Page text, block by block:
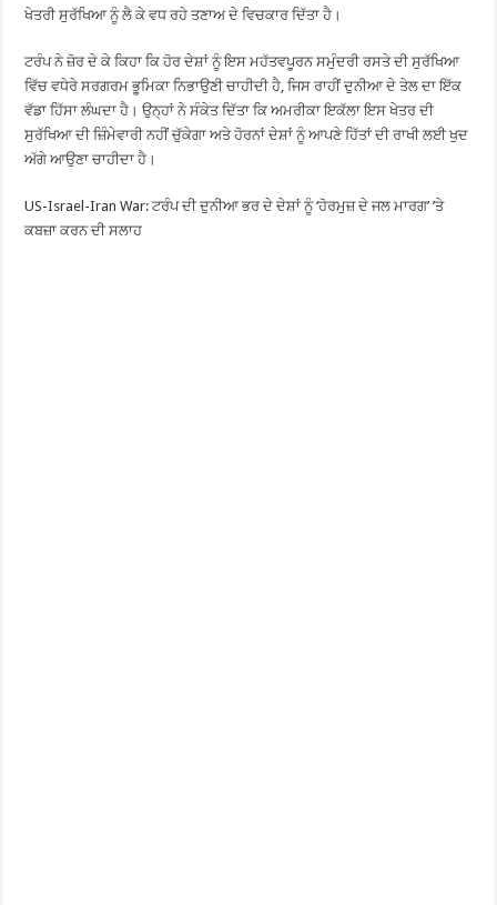
ਖੇਤਰੀ ਸੁਰੱਖਿਆ ਨੂੰ ਲੈ ਕੇ ਵਧ ਰਹੇ ਤਣਾਅ ਦੇ ਵਿਚਕਾਰ ਦਿੱਤਾ ਹੈ।
ਟਰੰਪ ਨੇ ਜ਼ੋਰ ਦੇ ਕੇ ਕਿਹਾ ਕਿ ਹੋਰ ਦੇਸ਼ਾਂ ਨੂੰ ਇਸ ਮਹੱਤਵਪੂਰਨ ਸਮੁੰਦਰੀ ਰਸਤੇ ਦੀ ਸੁਰੱਖਿਆ
ਵਿੱਚ ਵਧੇਰੇ ਸਰਗਰਮ ਭੂਮਿਕਾ ਨਿਭਾਉਣੀ ਚਾਹੀਦੀ ਹੈ, ਜਿਸ ਰਾਹੀਂ ਦੁਨੀਆ ਦੇ ਤੇਲ ਦਾ ਇੱਕ
ਵੱਡਾ ਹਿੱਸਾ ਲੰਘਦਾ ਹੈ। ਉਨ੍ਹਾਂ ਨੇ ਸੰਕੇਤ ਦਿੱਤਾ ਕਿ ਅਮਰੀਕਾ ਇਕੱਲਾ ਇਸ ਖੇਤਰ ਦੀ
ਸੁਰੱਖਿਆ ਦੀ ਜ਼ਿੰਮੇਵਾਰੀ ਨਹੀਂ ਚੁੱਕੇਗਾ ਅਤੇ ਹੋਰਨਾਂ ਦੇਸ਼ਾਂ ਨੂੰ ਆਪਣੇ ਹਿੱਤਾਂ ਦੀ ਰਾਖੀ ਲਈ ਖੁਦ
ਅੱਗੇ ਆਉਣਾ ਚਾਹੀਦਾ ਹੈ।
US-Israel-Iran War: ਟਰੰਪ ਦੀ ਦੁਨੀਆ ਭਰ ਦੇ ਦੇਸ਼ਾਂ ਨੂੰ ‘ਹੋਰਮੁਜ਼ ਦੇ ਜਲ ਮਾਰਗ’ ’ਤੇ
ਕਬਜ਼ਾ ਕਰਨ ਦੀ ਸਲਾਹ